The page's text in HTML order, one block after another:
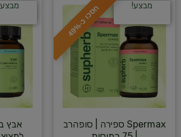
ח
ס
כ
ו
כ
-
4
9
% מבצע!
Spermax ספירה | סופהרב